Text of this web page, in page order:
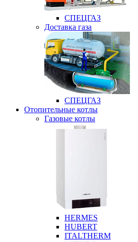
СПЕЦГАЗ
Доставка газа
СПЕЦГАЗ
Отопительные котлы
Газовые котлы
HERMES
HUBERT
ITALTHERM